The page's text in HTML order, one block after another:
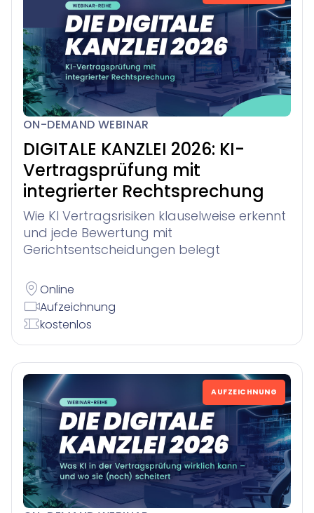
ON-DEMAND WEBINAR
DIGITALE KANZLEI 2026: KI-
Vertragsprüfung mit
integrierter Rechtsprechung
Wie KI Vertragsrisiken klauselweise erkennt
und jede Bewertung mit
Gerichtsentscheidungen belegt
Online
Aufzeichnung
kostenlos
AUFZEICHNUNG